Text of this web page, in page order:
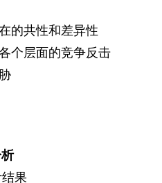
的共性和差异性
个层面的竞争反击
果